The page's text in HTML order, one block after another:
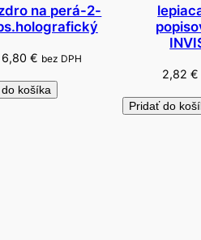
1
4
/
na perá-2-
6,80 € bez DPH
košíka
2,82€
Pridať do